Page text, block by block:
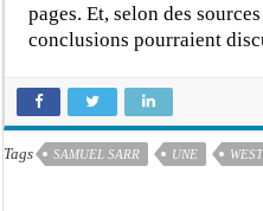
pages. Et, selon des
conclusions pourraient
Tags SAMUEL SARR UNE